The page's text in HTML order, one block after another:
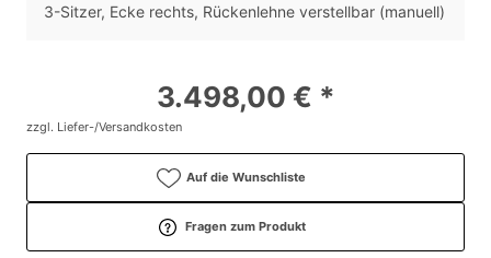
3-Sitzer, Ecke rechts, Rückenlehne verstellbar (manuell)
3.498,00 € *
zzgl. Liefer-/Versandkosten
Auf die Wunschliste
Fragen zum Produkt